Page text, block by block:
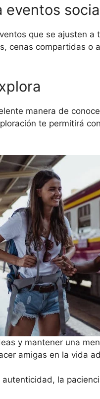
eventos
que se ajusten a
cenas compartidas o
manera de
te permitirá
y mantener una
amigas en la vida
la